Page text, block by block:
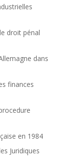
droit pénal
dans
finances
en 1984
Juridiques